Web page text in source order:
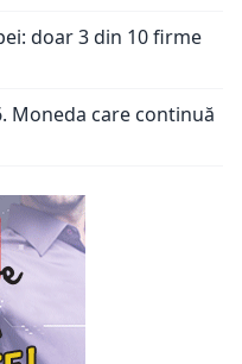
doar 3 din 10 firme
Moneda care continuă